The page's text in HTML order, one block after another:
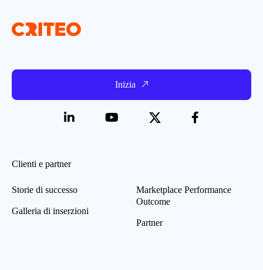
Inizia
Clienti e partner
Storie di successo
Galleria di inserzioni
Marketplace Performance
Outcome
Partner